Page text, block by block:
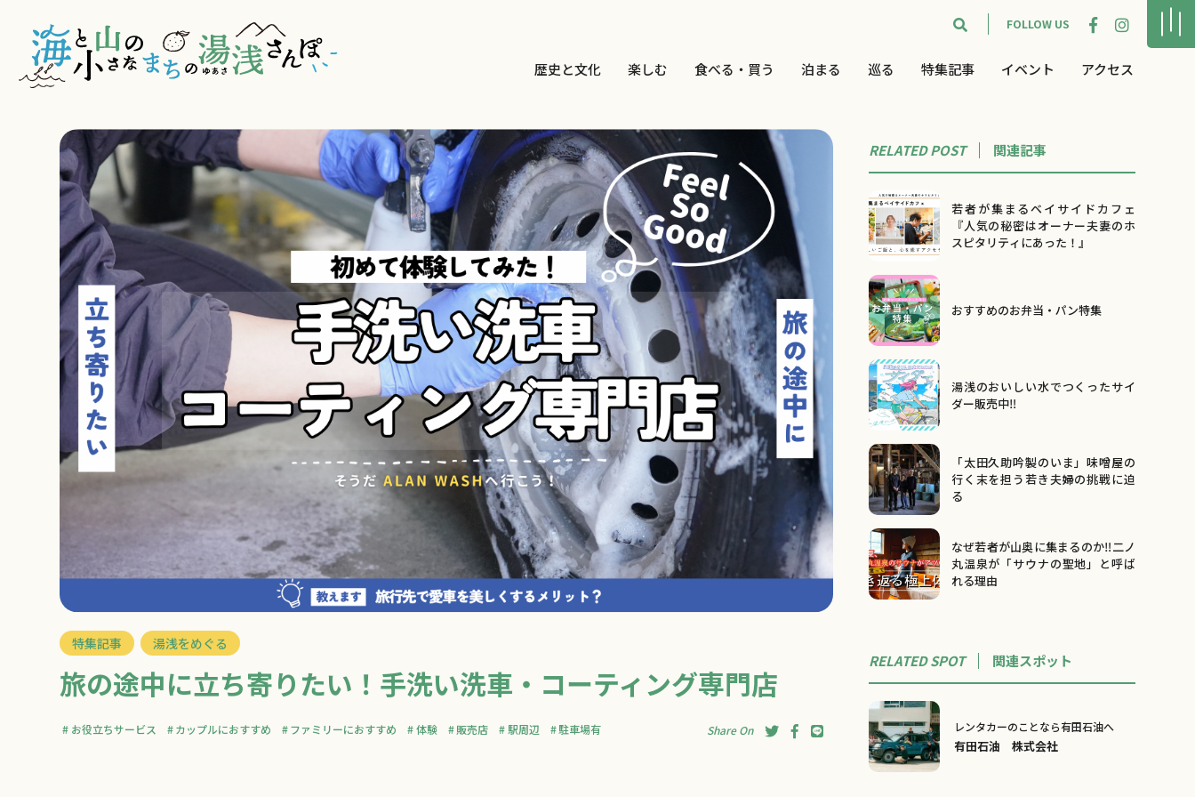
FOLLOW US
歴史と文化 楽しむ 食べる・買う 泊まる 巡る 特集記事 イベント アクセス
特集記事 湯浅をめぐる
旅の途中に立ち寄りたい！手洗い洗車・コーティング専門店
お役立ちサービス カップルにおすすめ ファミリーにおすすめ 体験 販売店 駅周辺 駐車場有 Share On
RELATED POST 関連記事
若者が集まるベイサイドカフェ
『人気の秘密はオーナー夫妻のホ
スピタリティにあった！』
おすすめのお弁当・パン特集
湯浅のおいしい水でつくったサイ
ダー販売中‼
「太田久助吟製のいま」味噌屋の
行く末を担う若き夫婦の挑戦に迫
る
なぜ若者が山奥に集まるのか‼二ノ
丸温泉が「サウナの聖地」と呼ば
れる理由
RELATED SPOT 関連スポット
レンタカーのことなら有田石油へ
有田石油 株式会社